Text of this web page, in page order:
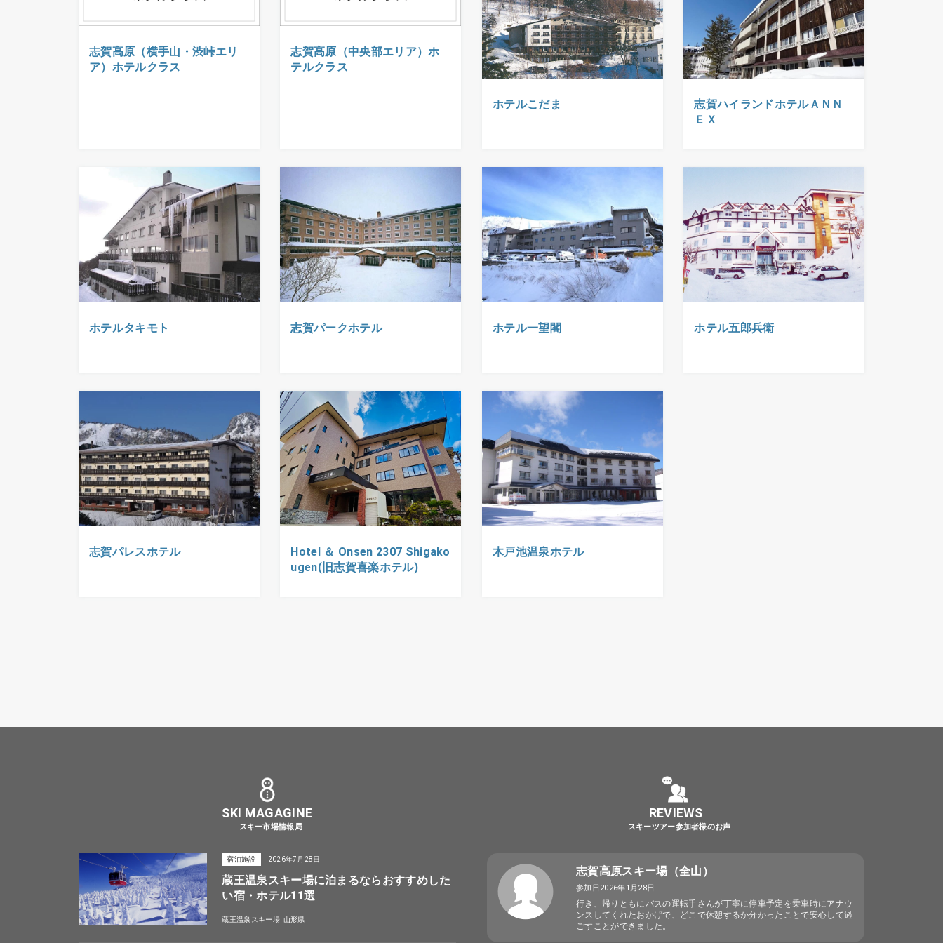
志賀高原（横手山・渋峠エリ
ア）ホテルクラス
志賀高原（中央部エリア）ホ
テルクラス
ホテルこだま
志賀ハイランドホテルＡＮＮ
ＥＸ
ホテルタキモト 志賀パークホテル ホテル一望閣 ホテル五郎兵衛
志賀パレスホテル
Hotel ＆ Onsen 2307 Shigako
ugen(旧志賀喜楽ホテル)
木戸池温泉ホテル
SKI MAGAGINE
スキー市場情報局
宿泊施設 2026年7月28日
蔵王温泉スキー場に泊まるならおすすめした
い宿・ホテル11選
蔵王温泉スキー場 山形県
REVIEWS
スキーツアー参加者様のお声
志賀高原スキー場（全山）
参加日2026年1月28日
行き、帰りともにバスの運転手さんが丁寧に停車予定を乗車時にアナウ
ンスしてくれたおかげで、どこで休憩するか分かったことで安心して過
ごすことができました。